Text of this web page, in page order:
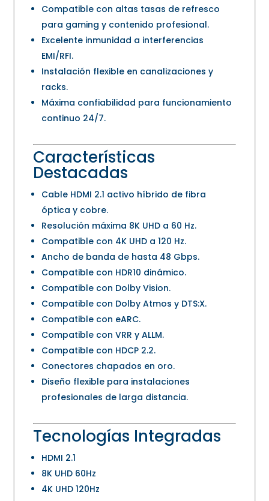
Compatible con altas tasas de refresco
para gaming y contenido profesional.
Excelente inmunidad a interferencias
EMI/RFI.
Instalación flexible en canalizaciones y
racks.
Máxima confiabilidad para funcionamiento
continuo 24/7.
Características
Destacadas
Cable HDMI 2.1 activo híbrido de fibra
óptica y cobre.
Resolución máxima 8K UHD a 60 Hz.
Compatible con 4K UHD a 120 Hz.
Ancho de banda de hasta 48 Gbps.
Compatible con HDR10 dinámico.
Compatible con Dolby Vision.
Compatible con Dolby Atmos y DTS:X.
Compatible con eARC.
Compatible con VRR y ALLM.
Compatible con HDCP 2.2.
Conectores chapados en oro.
Diseño flexible para instalaciones
profesionales de larga distancia.
Tecnologías Integradas
HDMI 2.1
8K UHD 60Hz
4K UHD 120Hz